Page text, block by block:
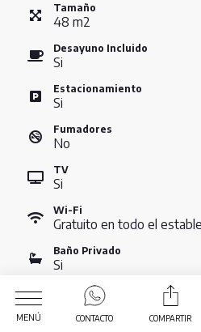
Tamaño
48 m2
Desayuno Incluido
Si
Estacionamiento
Si
Fumadores
No
TV
Si
Wi-Fi
Gratuito en todo el
Baño Privado
Si
MENÚ CONTACTO COMPARTIR